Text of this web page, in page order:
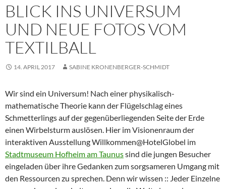
BLICK INS UNIVERSUM
UND NEUE FOTOS VOM
TEXTILBALL
14. APRIL 2017 SABINE KRONENBERGER-SCHMIDT
Wir sind ein Universum! Nach einer physikalisch-
mathematischeTheorie kann der Flügelschlag eines
Schmetterlings auf der gegenüberliegenden Seite der Erde
einen Wirbelsturm auslösen. Hier im Visionenraum der
interaktiven Ausstellung Willkommen@HotelGlobel im
Stadtmuseum Hofheim am Taunussind die jungen Besucher
eingeladen über ihre Gedanken zum sorgsameren Umgang mit
den Ressourcen zu sprechen. Denn wir wissen :: Jeder Einzelne